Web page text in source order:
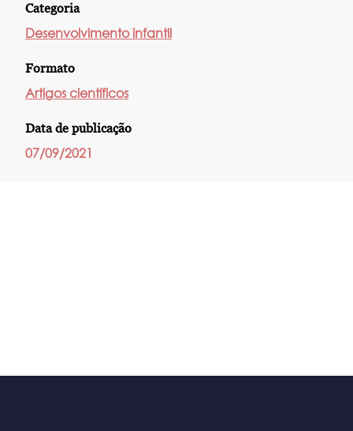
Categoria
Desenvolvimento infantil
Formato
Artigos científicos
Data de publicação
07/09/2021